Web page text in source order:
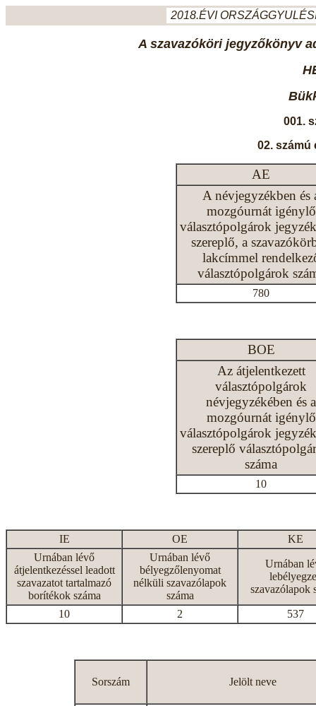
2018.ÉVI
A szavazóköri jegyzőkönyv
001.
02. számú
AE
A névjegyzékben és
mozgóurnát igénylő
választópolgárok
szereplő, a
lakcímmel
választópolgárok
780
BOE
Az átjelentkezett
választópolgárok
névjegyzékében és a
mozgóurnát igénylő
választópolgárok
szereplő
száma
10
IE OE
KE
Urnában lévő
átjelentkezéssel leadott
szavazatot tartalmazó
borítékok száma
Urnában lévő
bélyegzőlenyomat
nélküli szavazólapok
száma
Urnában
szavazólapok
10 2 537
Sorszám Jelölt neve